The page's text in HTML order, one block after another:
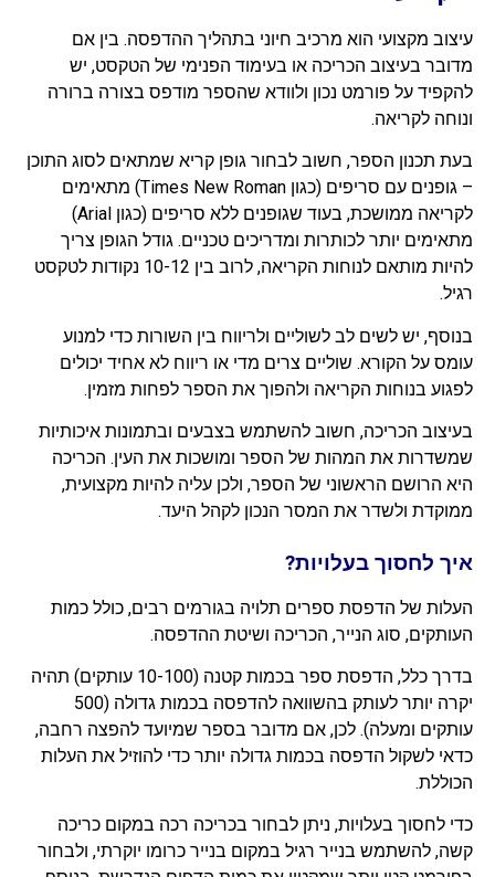
עיצוב מקצועי הוא מרכיב חיוני בתהליך ההדפסה. בין אם
מדובר בעיצוב הכריכה או בעימוד הפנימי של הטקסט, יש
להקפיד על פורמט נכון ולוודא שהספר מודפס בצורה ברורה
ונוחה לקריאה.
בעת תכנון הספר, חשוב לבחור גופן קריא שמתאים לסוג התוכן
– גופנים עם סריפים (כגון Times New Roman) מתאימים
לקריאה ממושכת, בעוד שגופנים ללא סריפים (כגון Arial)
מתאימים יותר לכותרות ומדריכים טכניים. גודל הגופן צריך
להיות מותאם לנוחות הקריאה, לרוב בין 10-12 נקודות לטקסט
רגיל.
בנוסף, יש לשים לב לשוליים ולריווח בין השורות כדי למנוע
עומס על הקורא. שוליים צרים מדי או ריווח לא אחיד יכולים
לפגוע בנוחות הקריאה ולהפוך את הספר לפחות מזמין.
בעיצוב הכריכה, חשוב להשתמש בצבעים ובתמונות איכותיות
שמשדרות את המהות של הספר ומושכות את העין. הכריכה
היא הרושם הראשוני של הספר, ולכן עליה להיות מקצועית,
ממוקדת ולשדר את המסר הנכון לקהל היעד.
איך לחסוך בעלויות?
העלות של הדפסת ספרים תלויה בגורמים רבים, כולל כמות
העותקים, סוג הנייר, הכריכה ושיטת ההדפסה.
בדרך כלל, הדפסת ספר בכמות קטנה (10-100 עותקים) תהיה
יקרה יותר לעותק בהשוואה להדפסה בכמות גדולה (500
עותקים ומעלה). לכן, אם מדובר בספר שמיועד להפצה רחבה,
כדאי לשקול הדפסה בכמות גדולה יותר כדי להוזיל את העלות
הכוללת.
כדי לחסוך בעלויות, ניתן לבחור בכריכה רכה במקום כריכה
קשה, להשתמש בנייר רגיל במקום בנייר כרומו יוקרתי, ולבחור